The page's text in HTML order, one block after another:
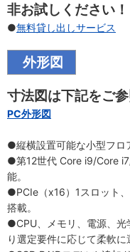
非お試しください！
●無料貸し出しサービス
外形図
寸法図は下記をご
PC外形図
●縦横設置可能な小型フロ
●第12世代 Core i9/Core
能。
●PCIe（x16）1スロット
搭載。
●CPU、メモリ、電源、光
り選定要件に応じて柔軟に